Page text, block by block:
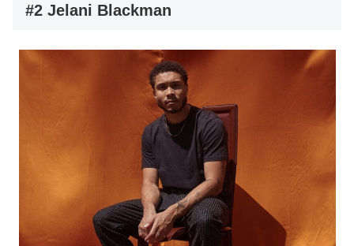
#2 Jelani Blackman